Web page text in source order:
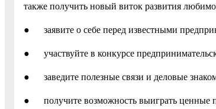
также получить новый виток развития
● заявите о себе перед известными
● участвуйте в конкурсе
● заведите полезные связи и деловые
● получите возможность выиграть ценные